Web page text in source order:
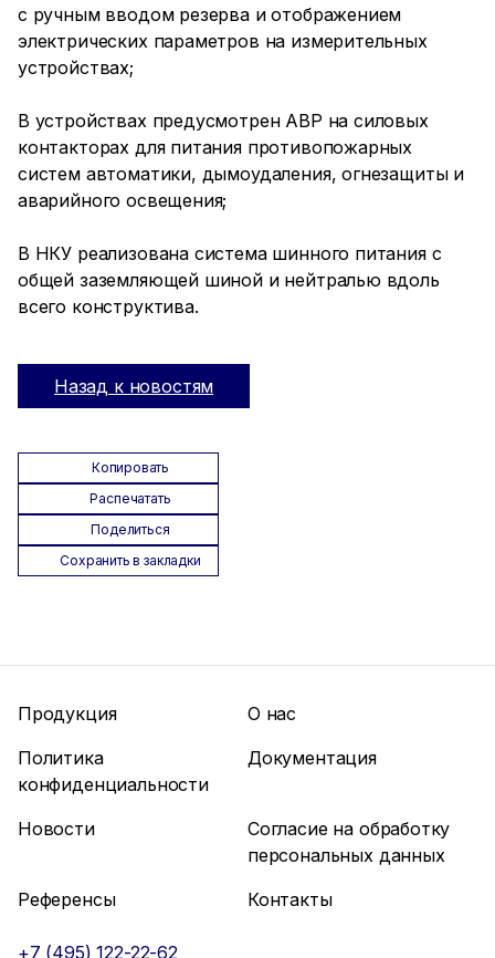
с ручным вводом резерва и отображением
электрических параметров на измерительных
устройствах;
В устройствах предусмотрен АВР на силовых
контакторах для питания противопожарных
систем автоматики, дымоудаления, огнезащиты и
аварийного освещения;
В НКУ реализована система шинного питания с
общей заземляющей шиной и нейтралью вдоль
всего конструктива.
Назад к новостям
Копировать
Распечатать
Поделиться
Сохранить в закладки
Продукция
О нас
Политика
конфиденциальности
Документация
Новости
Согласие на обработку
персональных данных
Референсы
Контакты
+7 (495) 122-22-62